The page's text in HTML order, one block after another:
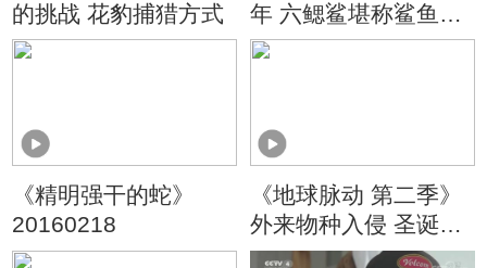
的挑战 花豹捕猎方式
年 六鳃鲨堪称鲨鱼界
懒散之最
《精明强干的蛇》
20160218
《地球脉动 第二季》
外来物种入侵 圣诞岛
红蟹猝不及防